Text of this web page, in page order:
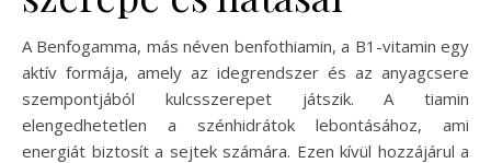
A Benfogamma, más néven benfothiamin, a B1-vitamin egy
aktív formája, amely az idegrendszer és az anyagcsere
szempontjából kulcsszerepet játszik. A tiamin
elengedhetetlen a szénhidrátok lebontásához, ami
energiát biztosít a sejtek számára. Ezen kívül hozzájárul a